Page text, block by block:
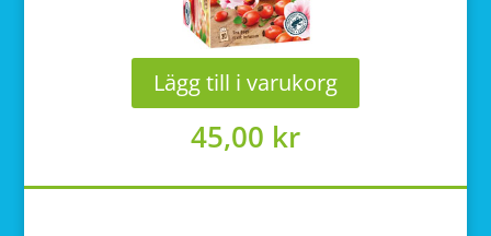
Lägg till i varukorg
45,00 kr